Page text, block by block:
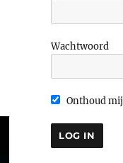
Wachtwoord
Onthoud mij